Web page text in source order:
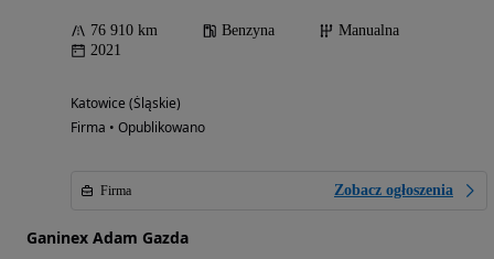
76 910 km Benzyna
Manualna
2021
Katowice (Śląskie)
Firma • Opublikowano
Firma Zobacz ogłoszenia
Ganinex Adam Gazda